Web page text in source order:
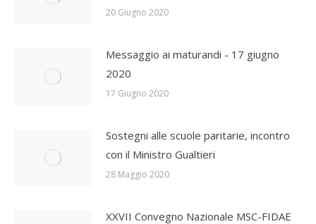
20 Giugno 2020
Messaggio ai maturandi - 17 giugno
2020
17 Giugno 2020
Sostegni alle scuole paritarie, incontro
con il Ministro Gualtieri
28 Maggio 2020
XXVII Convegno Nazionale MSC-FIDAE